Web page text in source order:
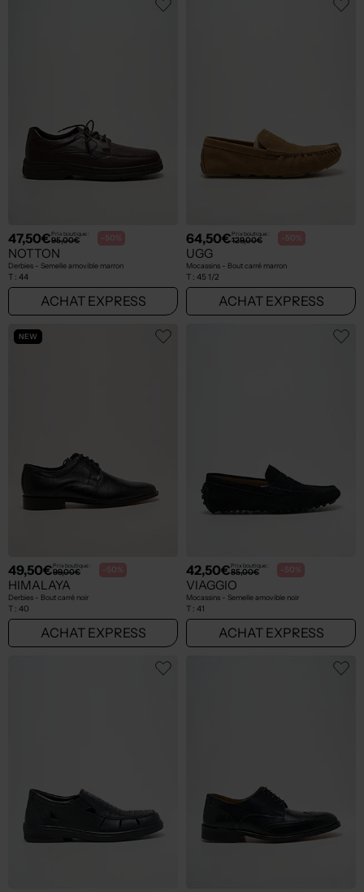
47,50€Prix boutique :
95,00€ -50%
NOTTON
Derbies - Semelle amovible marron
T : 44
ACHAT EXPRESS
64,50€Prix boutique :
129,00€ -50%
UGG
Mocassins - Bout carré marron
T : 45 1/2
ACHAT EXPRESS
NEW
49,50€Prix boutique :
99,00€ -50%
HIMALAYA
Derbies - Bout carré noir
T : 40
ACHAT EXPRESS
42,50€Prix boutique :
85,00€ -50%
VIAGGIO
Mocassins - Semelle amovible noir
T : 41
ACHAT EXPRESS